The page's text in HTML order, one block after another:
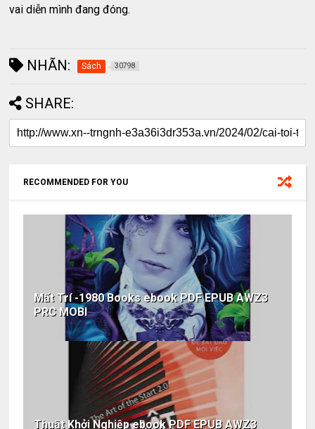
vai diễn mình đang đóng.
NHÃN: Sách 30798
SHARE:
RECOMMENDED FOR YOU
Mất Trí -1980 Books ebook PDF EPUB AWZ3
PRC MOBI
Thuật Khởi Nghiệp ebook PDF EPUB AWZ3